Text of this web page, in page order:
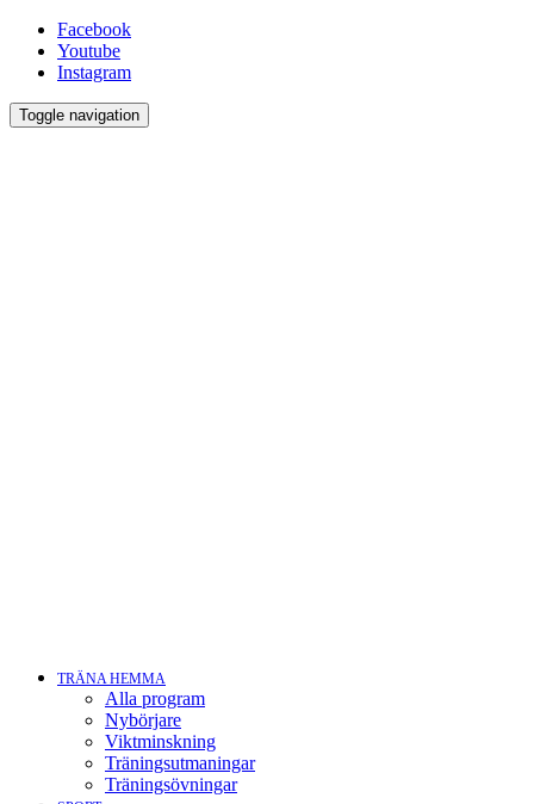
Facebook
Youtube
Instagram
Toggle navigation
TRÄNA HEMMA
Alla program
Nybörjare
Viktminskning
Träningsutmaningar
Träningsövningar